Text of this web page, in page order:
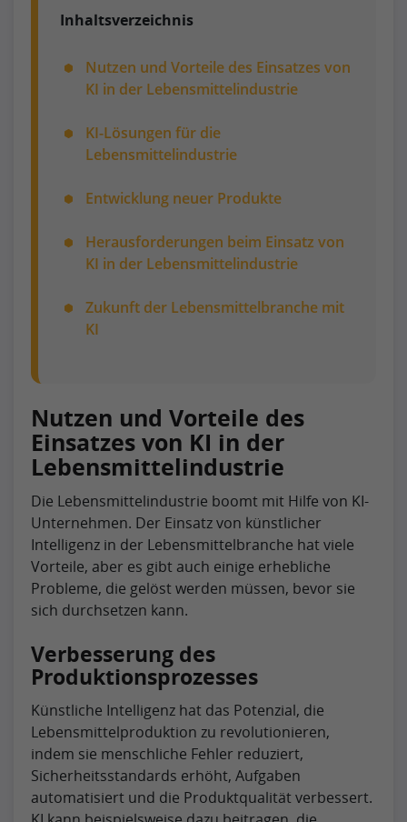
Inhaltsverzeichnis
Nutzen und Vorteile des Einsatzes von
KI in der Lebensmittelindustrie
KI-Lösungen für die
Lebensmittelindustrie
Entwicklung neuer Produkte
Herausforderungen beim Einsatz von
KI in der Lebensmittelindustrie
Zukunft der Lebensmittelbranche mit
KI
Nutzen und Vorteile des
Einsatzes von KI in der
Lebensmittelindustrie
Die Lebensmittelindustrie boomt mit Hilfe von KI-
Unternehmen. Der Einsatz von künstlicher
Intelligenz in der Lebensmittelbranche hat viele
Vorteile, aber es gibt auch einige erhebliche
Probleme, die gelöst werden müssen, bevor sie
sich durchsetzen kann.
Verbesserung des
Produktionsprozesses
Künstliche Intelligenz hat das Potenzial, die
Lebensmittelproduktion zu revolutionieren,
indem sie menschliche Fehler reduziert,
Sicherheitsstandards erhöht, Aufgaben
automatisiert und die Produktqualität verbessert.